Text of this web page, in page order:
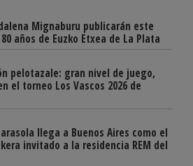
Mignaburu publicarán este
años de Euzko Etxea de La Plata
pelotazale: gran nivel de juego,
el torneo Los Vascos 2026 de
llega a Buenos Aires como el
invitado a la residencia REM del